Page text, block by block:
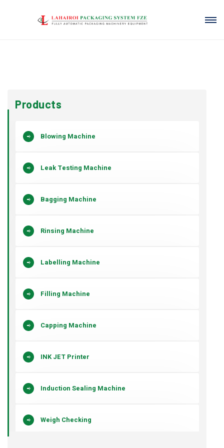
Products
Blowing Machine
Leak Testing Machine
Bagging Machine
Rinsing Machine
Labelling Machine
Filling Machine
Capping Machine
INK JET Printer
Induction Sealing Machine
Weigh Checking